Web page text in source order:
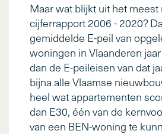
Maar wat blijkt uit het meest
cijferrapport 2006 - 2020?
gemiddelde E-peil van
woningen in Vlaanderen
dan de E-peileisen van dat
bijna alle Vlaamse
heel wat appartementen
dan E30, één van de
van een BEN-woning te